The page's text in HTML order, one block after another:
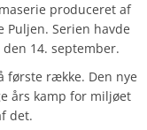
produceret af
Puljen. Serien havde
den 14. september.
første række. Den nye
års kamp for miljøet
det.